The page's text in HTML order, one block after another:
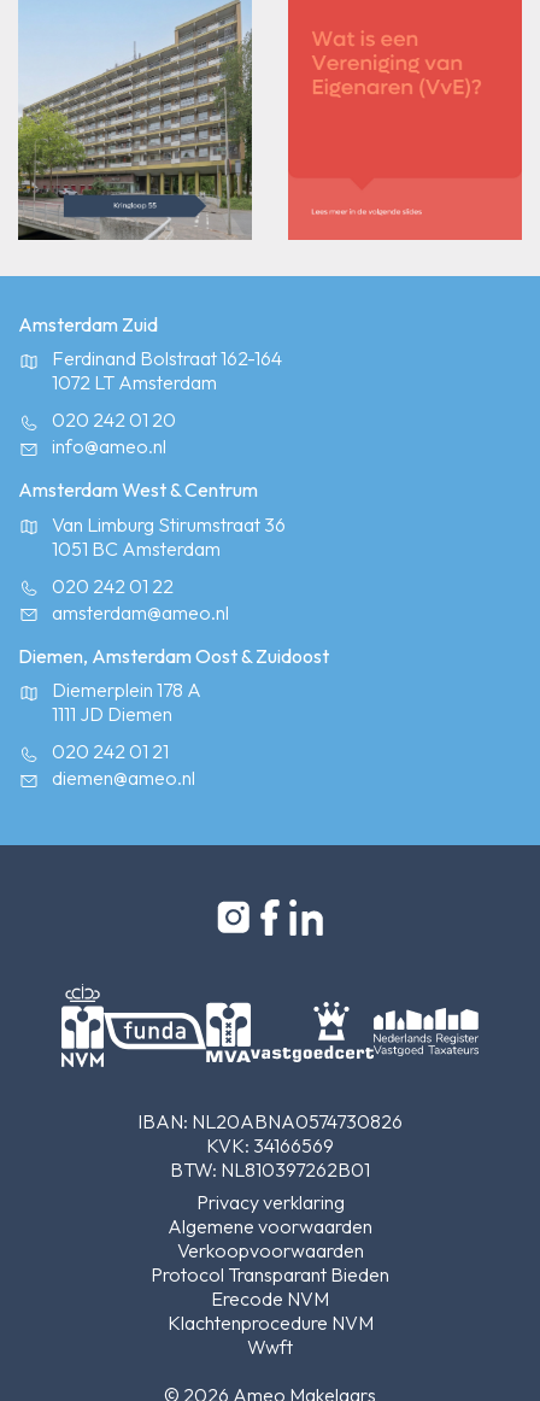
Amsterdam Zuid
Ferdinand Bolstraat 162-164
1072 LT Amsterdam
020 242 01 20
info@ameo.nl
Amsterdam West & Centrum
Van Limburg Stirumstraat 36
1051 BC Amsterdam
020 242 01 22
amsterdam@ameo.nl
Diemen, Amsterdam Oost & Zuidoost
Diemerplein 178 A
1111 JD Diemen
020 242 01 21
diemen@ameo.nl
IBAN: NL20ABNA0574730826
KVK: 34166569
BTW: NL810397262B01
Privacy verklaring
Algemene voorwaarden
Verkoopvoorwaarden
Protocol Transparant Bieden
Erecode NVM
Klachtenprocedure NVM
Wwft
© 2026 Ameo Makelaars